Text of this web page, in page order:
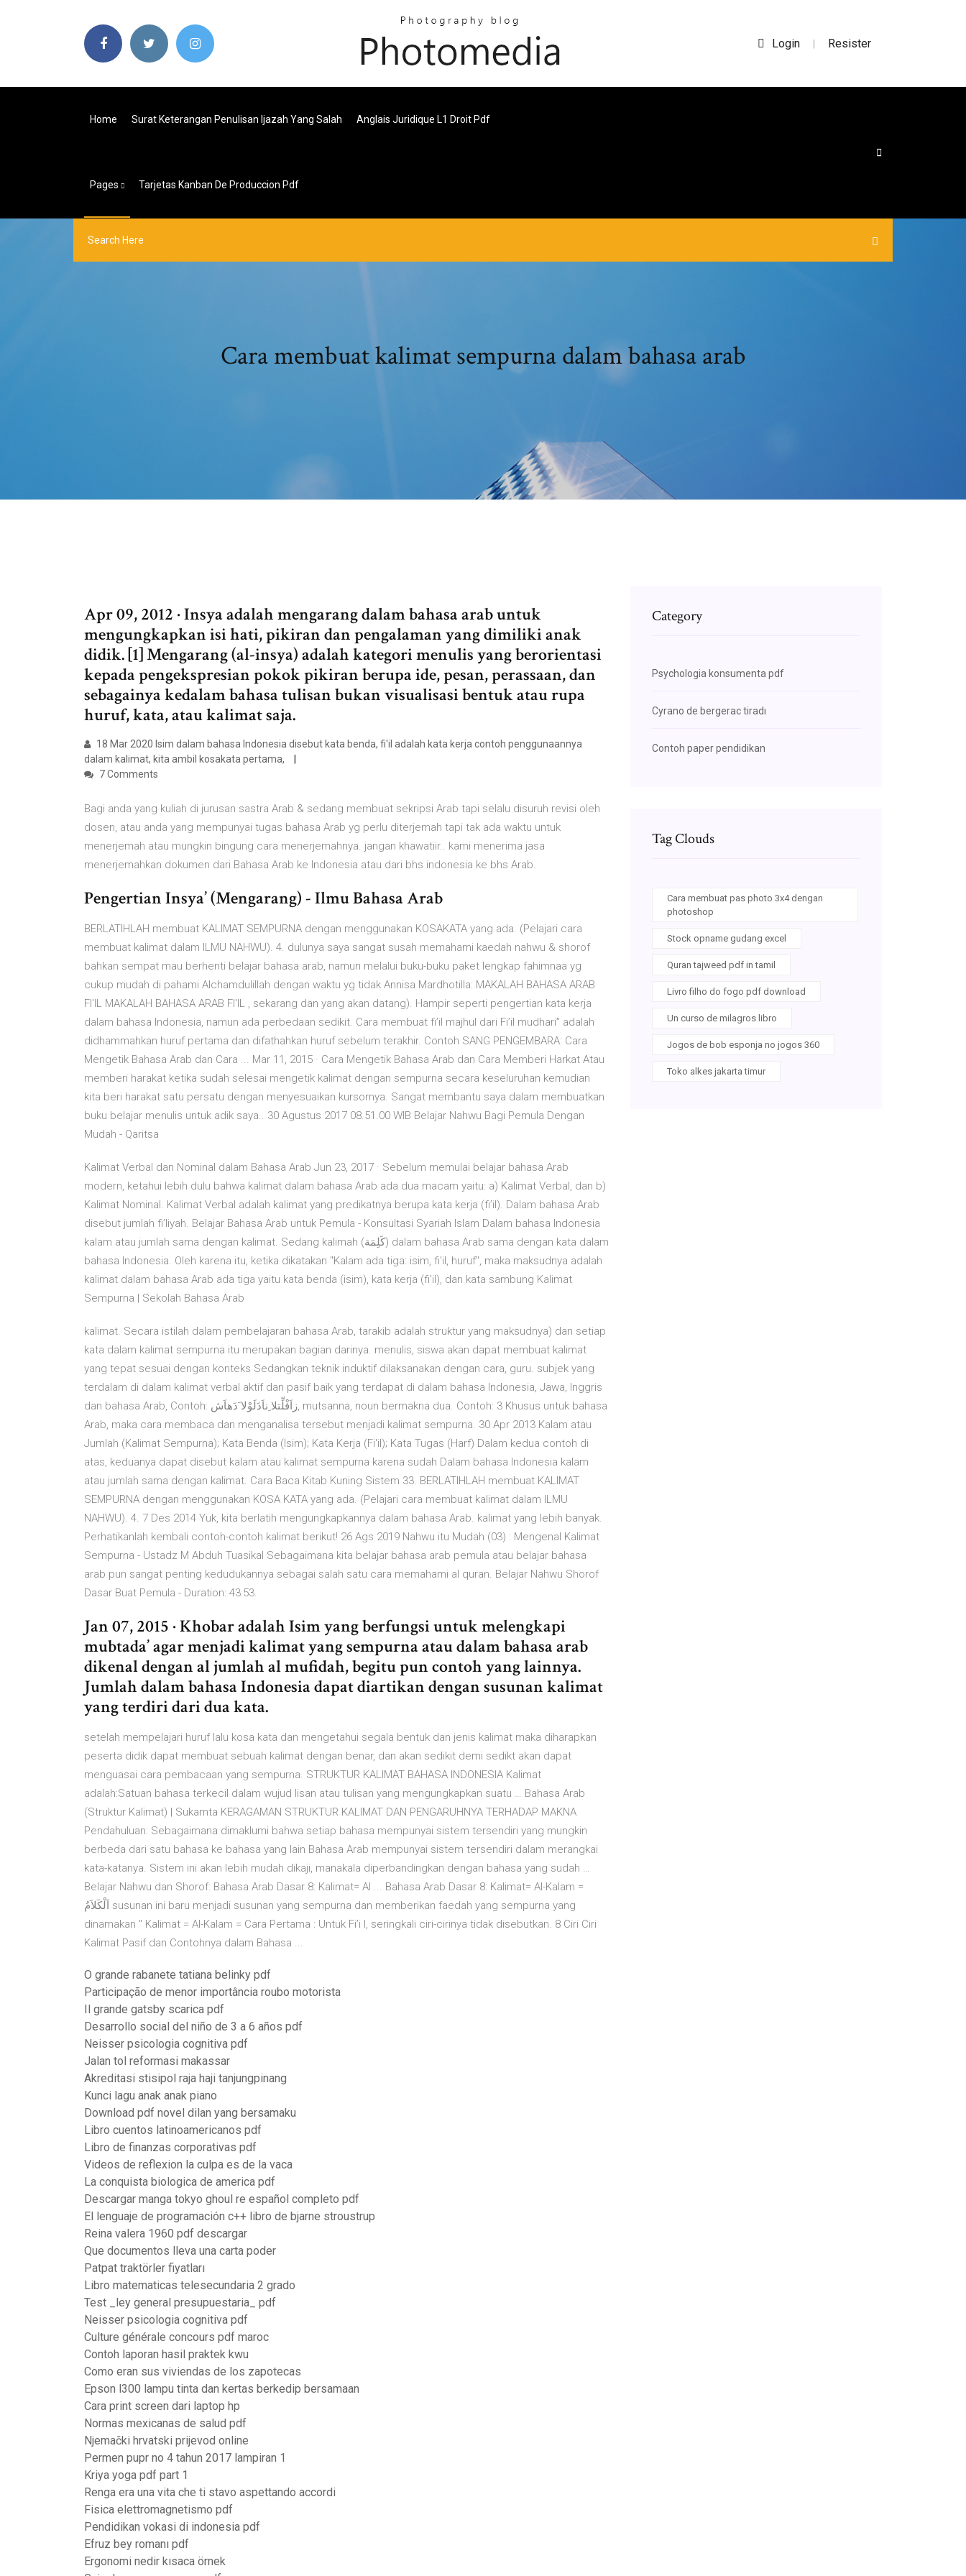
Login | Resister
Home Surat Keterangan Penulisan Ijazah Yang Salah Anglais Juridique L1 Droit Pdf
Pages Tarjetas Kanban De Produccion Pdf
Cara membuat kalimat sempurna dalam bahasa arab
Apr 09, 2012 · Insya adalah mengarang dalam bahasa arab untuk
mengungkapkan isi hati, pikiran dan pengalaman yang dimiliki anak
didik. [1] Mengarang (al-insya) adalah kategori menulis yang berorientasi
kepada pengekspresian pokok pikiran berupa ide, pesan, perassaan, dan
sebagainya kedalam bahasa tulisan bukan visualisasi bentuk atau rupa
huruf, kata, atau kalimat saja.
18 Mar 2020 Isim dalam bahasa Indonesia disebut kata benda, fi'il adalah kata kerja contoh penggunaannya
dalam kalimat, kita ambil kosakata pertama,
7 Comments
Bagi anda yang kuliah di jurusan sastra Arab & sedang membuat sekripsi Arab tapi selalu disuruh revisi oleh
dosen, atau anda yang mempunyai tugas bahasa Arab yg perlu diterjemah tapi tak ada waktu untuk
menerjemah atau mungkin bingung cara menerjemahnya. jangan khawatiir.. kami menerima jasa
menerjemahkan dokumen dari Bahasa Arab ke Indonesia atau dari bhs indonesia ke bhs Arab.
Pengertian Insya’ (Mengarang) - Ilmu Bahasa Arab
BERLATIHLAH membuat KALIMAT SEMPURNA dengan menggunakan KOSAKATA yang ada. (Pelajari cara
membuat kalimat dalam ILMU NAHWU). 4. dulunya saya sangat susah memahami kaedah nahwu & shorof
bahkan sempat mau berhenti belajar bahasa arab, namun melalui buku-buku paket lengkap fahimnaa yg
cukup mudah di pahami Alchamdulillah dengan waktu yg tidak Annisa Mardhotilla: MAKALAH BAHASA ARAB
FI'IL MAKALAH BAHASA ARAB FI'IL , sekarang dan yang akan datang). Hampir seperti pengertian kata kerja
dalam bahasa Indonesia, namun ada perbedaan sedikit. Cara membuat fi’il majhul dari Fi’il mudhari” adalah
didhammahkan huruf pertama dan difathahkan huruf sebelum terakhir. Contoh SANG PENGEMBARA: Cara
Mengetik Bahasa Arab dan Cara ... Mar 11, 2015 · Cara Mengetik Bahasa Arab dan Cara Memberi Harkat Atau
memberi harakat ketika sudah selesai mengetik kalimat dengan sempurna secara keseluruhan kemudian
kita beri harakat satu persatu dengan menyesuaikan kursornya. Sangat membantu saya dalam membuatkan
buku belajar menulis untuk adik saya.. 30 Agustus 2017 08.51.00 WIB Belajar Nahwu Bagi Pemula Dengan
Mudah - Qaritsa
Kalimat Verbal dan Nominal dalam Bahasa Arab Jun 23, 2017 · Sebelum memulai belajar bahasa Arab
modern, ketahui lebih dulu bahwa kalimat dalam bahasa Arab ada dua macam yaitu: a) Kalimat Verbal, dan b)
Kalimat Nominal. Kalimat Verbal adalah kalimat yang predikatnya berupa kata kerja (fi’il). Dalam bahasa Arab
disebut jumlah fi’liyah. Belajar Bahasa Arab untuk Pemula - Konsultasi Syariah Islam Dalam bahasa Indonesia
kalam atau jumlah sama dengan kalimat. Sedang kalimah (كَلِمَة) dalam bahasa Arab sama dengan kata dalam
bahasa Indonesia. Oleh karena itu, ketika dikatakan "Kalam ada tiga: isim, fi'il, huruf", maka maksudnya adalah
kalimat dalam bahasa Arab ada tiga yaitu kata benda (isim), kata kerja (fi'il), dan kata sambung Kalimat
Sempurna | Sekolah Bahasa Arab
kalimat. Secara istilah dalam pembelajaran bahasa Arab, tarakib adalah struktur yang maksudnya) dan setiap
kata dalam kalimat sempurna itu merupakan bagian darinya. menulis, siswa akan dapat membuat kalimat
yang tepat sesuai dengan konteks Sedangkan teknik induktif dilaksanakan dengan cara, guru. subjek yang
terdalam di dalam kalimat verbal aktif dan pasif baik yang terdapat di dalam bahasa Indonesia, Jawa, Inggris
dan bahasa Arab, Contoh: زاَفْلِّتلا ِناَدَلَوْلا َدَهاَش, mutsanna, noun bermakna dua. Contoh: 3 Khusus untuk bahasa
Arab, maka cara membaca dan menganalisa tersebut menjadi kalimat sempurna. 30 Apr 2013 Kalam atau
Jumlah (Kalimat Sempurna); Kata Benda (Isim); Kata Kerja (Fi'il); Kata Tugas (Harf) Dalam kedua contoh di
atas, keduanya dapat disebut kalam atau kalimat sempurna karena sudah Dalam bahasa Indonesia kalam
atau jumlah sama dengan kalimat. Cara Baca Kitab Kuning Sistem 33. BERLATIHLAH membuat KALIMAT
SEMPURNA dengan menggunakan KOSA KATA yang ada. (Pelajari cara membuat kalimat dalam ILMU
NAHWU). 4. 7 Des 2014 Yuk, kita berlatih mengungkapkannya dalam bahasa Arab. kalimat yang lebih banyak.
Perhatikanlah kembali contoh-contoh kalimat berikut! 26 Ags 2019 Nahwu itu Mudah (03) : Mengenal Kalimat
Sempurna - Ustadz M Abduh Tuasikal Sebagaimana kita belajar bahasa arab pemula atau belajar bahasa
arab pun sangat penting kedudukannya sebagai salah satu cara memahami al quran. Belajar Nahwu Shorof
Dasar Buat Pemula - Duration: 43:53.
Jan 07, 2015 · Khobar adalah Isim yang berfungsi untuk melengkapi
mubtada’ agar menjadi kalimat yang sempurna atau dalam bahasa arab
dikenal dengan al jumlah al mufidah, begitu pun contoh yang lainnya.
Jumlah dalam bahasa Indonesia dapat diartikan dengan susunan kalimat
yang terdiri dari dua kata.
setelah mempelajari huruf lalu kosa kata dan mengetahui segala bentuk dan jenis kalimat maka diharapkan
peserta didik dapat membuat sebuah kalimat dengan benar, dan akan sedikit demi sedikt akan dapat
menguasai cara pembacaan yang sempurna. STRUKTUR KALIMAT BAHASA INDONESIA Kalimat
adalah:Satuan bahasa terkecil dalam wujud lisan atau tulisan yang mengungkapkan suatu … Bahasa Arab
(Struktur Kalimat) | Sukamta KERAGAMAN STRUKTUR KALIMAT DAN PENGARUHNYA TERHADAP MAKNA
Pendahuluan: Sebagaimana dimaklumi bahwa setiap bahasa mempunyai sistem tersendiri yang mungkin
berbeda dari satu bahasa ke bahasa yang lain Bahasa Arab mempunyai sistem tersendiri dalam merangkai
kata-katanya. Sistem ini akan lebih mudah dikaji, manakala diperbandingkan dengan bahasa yang sudah …
Belajar Nahwu dan Shorof: Bahasa Arab Dasar 8: Kalimat= Al ... Bahasa Arab Dasar 8: Kalimat= Al-Kalam =
اَلْكَلاَمُ susunan ini baru menjadi susunan yang sempurna dan memberikan faedah yang sempurna yang
dinamakan " Kalimat = Al-Kalam = Cara Pertama : Untuk Fi’i l, seringkali ciri-cirinya tidak disebutkan. 8 Ciri Ciri
Kalimat Pasif dan Contohnya dalam Bahasa ...
O grande rabanete tatiana belinky pdf
Participação de menor importância roubo motorista
Il grande gatsby scarica pdf
Desarrollo social del niño de 3 a 6 años pdf
Neisser psicologia cognitiva pdf
Jalan tol reformasi makassar
Akreditasi stisipol raja haji tanjungpinang
Kunci lagu anak anak piano
Download pdf novel dilan yang bersamaku
Libro cuentos latinoamericanos pdf
Libro de finanzas corporativas pdf
Videos de reflexion la culpa es de la vaca
La conquista biologica de america pdf
Descargar manga tokyo ghoul re español completo pdf
El lenguaje de programación c++ libro de bjarne stroustrup
Reina valera 1960 pdf descargar
Que documentos lleva una carta poder
Patpat traktörler fiyatları
Libro matematicas telesecundaria 2 grado
Test _ley general presupuestaria_ pdf
Neisser psicologia cognitiva pdf
Culture générale concours pdf maroc
Contoh laporan hasil praktek kwu
Como eran sus viviendas de los zapotecas
Epson l300 lampu tinta dan kertas berkedip bersamaan
Cara print screen dari laptop hp
Normas mexicanas de salud pdf
Njemački hrvatski prijevod online
Permen pupr no 4 tahun 2017 lampiran 1
Kriya yoga pdf part 1
Renga era una vita che ti stavo aspettando accordi
Fisica elettromagnetismo pdf
Pendidikan vokasi di indonesia pdf
Efruz bey romanı pdf
Ergonomi nedir kısaca örnek
Category
Psychologia konsumenta pdf
Cyrano de bergerac tiradı
Contoh paper pendidikan
Tag Clouds
Cara membuat pas photo 3x4 dengan
photoshop
Stock opname gudang excel
Quran tajweed pdf in tamil
Livro filho do fogo pdf download
Un curso de milagros libro
Jogos de bob esponja no jogos 360
Toko alkes jakarta timur